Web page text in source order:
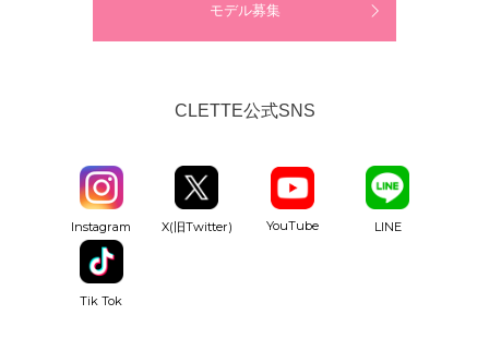
モデル募集
CLETTE公式SNS
Instagram X(旧Twitter) YouTube LINE
Tik Tok